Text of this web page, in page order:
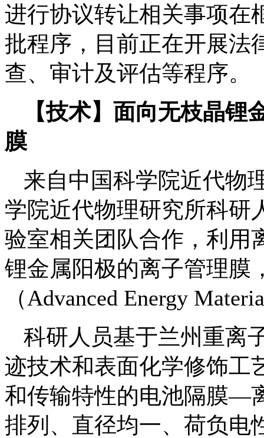
进行协议转让相关事项在
批程序，目前正在开展法
查、审计及评估等程序。
【技术】面向无枝晶
膜
来自中国科学院近代物
学院近代物理研究所科研
验室相关团队合作，利用
锂金属阳极的离子管理膜
（Advanced Energy
科研人员基于兰州重离
迹技术和表面化学修饰工
和传输特性的电池隔膜—
排列、直径均一、荷负电